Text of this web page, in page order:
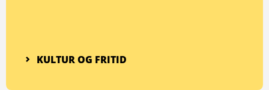
KULTUR OG FRITID